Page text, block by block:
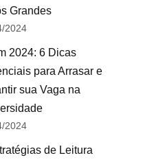
Grandes
2024
2024: 6 Dicas
para Arrasar e
sua Vaga na
2024
de Leitura